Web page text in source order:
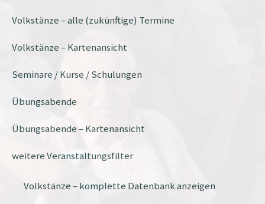
Volkstänze – alle (zukünftige) Termine
Volkstänze – Kartenansicht
Seminare / Kurse / Schulungen
Übungsabende
Übungsabende – Kartenansicht
weitere Veranstaltungsfilter
Volkstänze – komplette Datenbank anzeigen